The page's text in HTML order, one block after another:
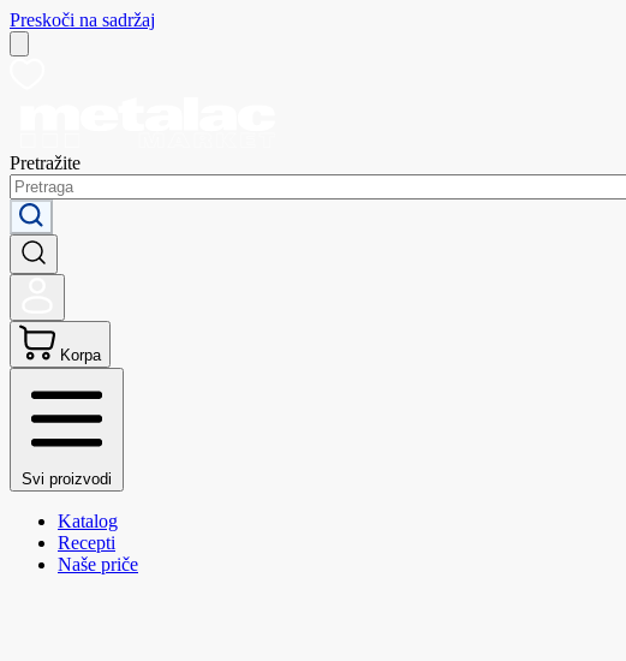
Preskoči na sadržaj
Pretražite
Korpa
Svi proizvodi
Katalog
Recepti
Naše priče